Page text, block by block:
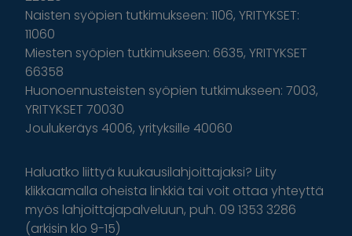
Naisten syöpien tutkimukseen: 1106, YRITYKSET:
11060
Miesten syöpien tutkimukseen: 6635, YRITYKSET
66358
Huonoennusteisten syöpien tutkimukseen: 7003,
YRITYKSET 70030
Joulukeräys 4006, yrityksille 40060
Haluatko liittyä kuukausilahjoittajaksi? Liity
klikkaamalla oheista linkkiä tai voit ottaa yhteyttä
myös lahjoittajapalveluun, puh. 09 1353 3286
(arkisin klo 9-15)